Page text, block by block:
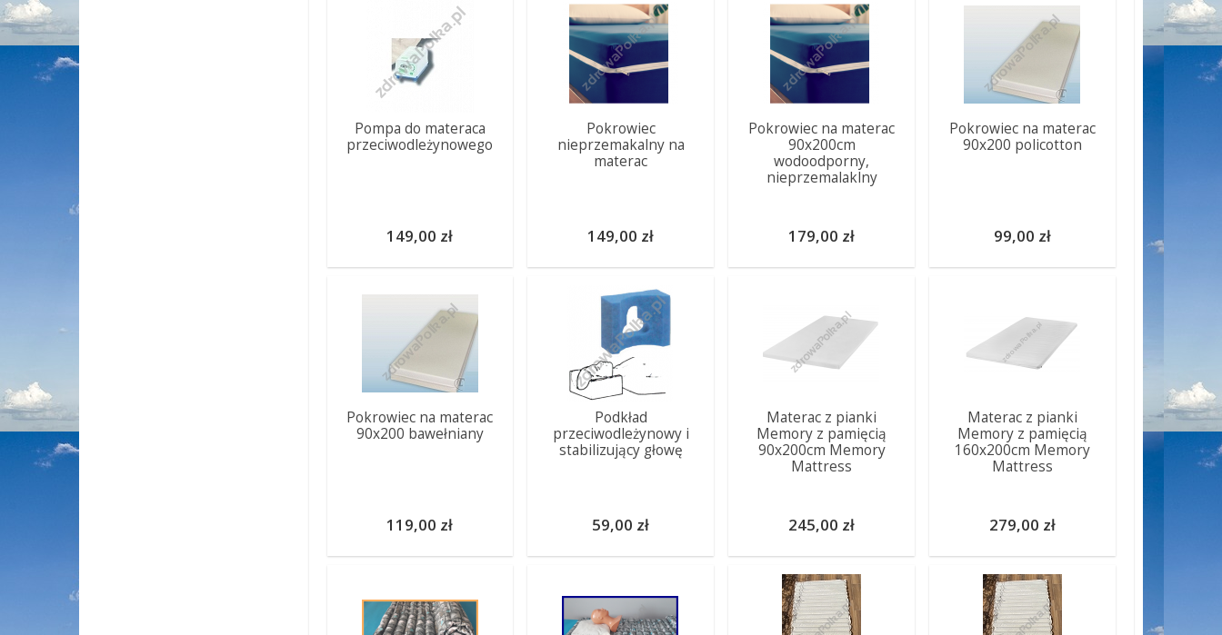
Pompa do materaca
przeciwodleżynowego
149,00 zł
Pokrowiec
nieprzemakalny na
materac
149,00 zł
Pokrowiec na materac
90x200cm
wodoodporny,
nieprzemalaklny
179,00 zł
Pokrowiec na materac
90x200 policotton
99,00 zł
Pokrowiec na materac
90x200 bawełniany
119,00 zł
Podkład
przeciwodleżynowy i
stabilizujący głowę
59,00 zł
Materac z pianki
Memory z pamięcią
90x200cm Memory
Mattress
245,00 zł
Materac z pianki
Memory z pamięcią
160x200cm Memory
Mattress
279,00 zł